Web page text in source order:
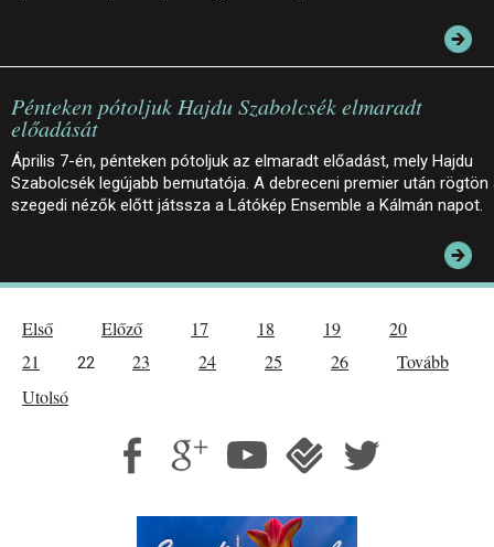
Pénteken pótoljuk Hajdu Szabolcsék elmaradt
előadását
Április 7-én, pénteken pótoljuk az elmaradt előadást, mely Hajdu
Szabolcsék legújabb bemutatója. A debreceni premier után rögtön
szegedi nézők előtt játssza a Látókép Ensemble a Kálmán napot.
Első Előző 17 18 19
20
21
22 23 24 25 26
Tovább
Utolsó